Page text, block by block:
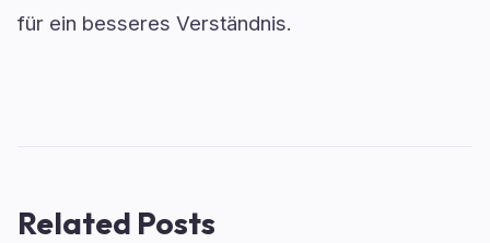
für ein besseres Verständnis.
Related Posts